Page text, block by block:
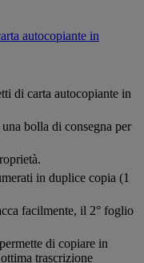
autocopiante in
di carta autocopiante in
bolla di consegna per
in duplice copia (1
facilmente, il 2° foglio
di copiare in
trascrizione